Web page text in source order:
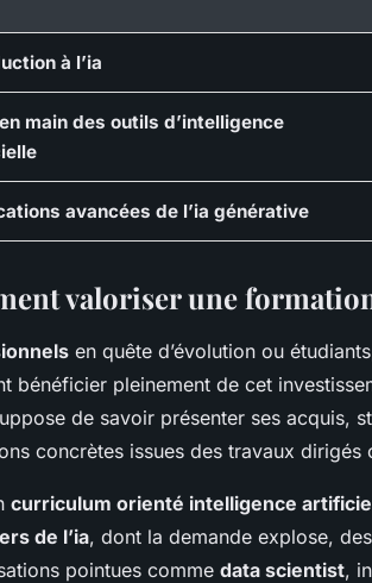
à l’ia
main des outils d’intelligence
avancées de l’ia générative
valoriser une
en quête d’évolution ou
bénéficier pleinement de cet
de savoir présenter ses acquis,
concrètes issues des travaux
curriculum orienté intelligence
de l’ia, dont la demande explose,
pointues comme data scientist,